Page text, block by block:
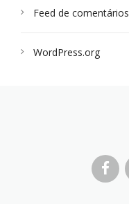
Feed de comentários
WordPress.org